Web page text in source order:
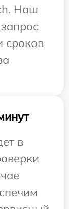
Наш
сроков
в